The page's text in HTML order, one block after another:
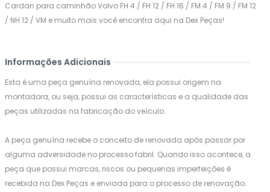
Cardan para caminhão Volvo FH 4 / FH 12 / FH 16 / FM 4 / FM 9 / FM 12
/ NH 12 / VM e muito mais você encontra aqui na Dex Peças!
Informações Adicionais
Esta é uma peça genuína renovada, ela possui origem na
montadora, ou seja, possui as características e a qualidade das
peças utilizadas na fabricação do veículo.
A peça genuína recebe o conceito de renovada após passar por
alguma adversidade no processo fabril. Quando isso acontece, a
peça que possui marcas, riscos ou pequenas imperfeições é
recebida na Dex Peças e enviada para o processo de renovação.